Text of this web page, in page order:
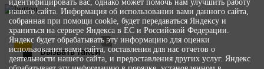
Вызвать такси
идентифицировать вас, однако может помочь нам улучшить работу
нашего сайта. Информация об использовании вами данного сайта,
собранная при помощи cookie, будет передаваться Яндексу и
храниться на сервере Яндекса в ЕС и Российской Федерации.
Яндекс будет обрабатывать эту информацию для оценки
использования вами сайта, составления для нас отчетов о
деятельности нашего сайта, и предоставления других услуг. Яндекс